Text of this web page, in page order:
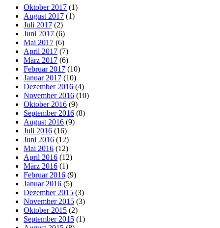
Oktober 2017 (1)
August 2017 (1)
Juli 2017 (2)
Juni 2017 (6)
Mai 2017 (6)
April 2017 (7)
März 2017 (6)
Februar 2017 (10)
Januar 2017 (10)
Dezember 2016 (4)
November 2016 (10)
Oktober 2016 (9)
September 2016 (8)
August 2016 (9)
Juli 2016 (16)
Juni 2016 (12)
Mai 2016 (12)
April 2016 (12)
März 2016 (1)
Februar 2016 (9)
Januar 2016 (5)
Dezember 2015 (3)
November 2015 (3)
Oktober 2015 (2)
September 2015 (1)